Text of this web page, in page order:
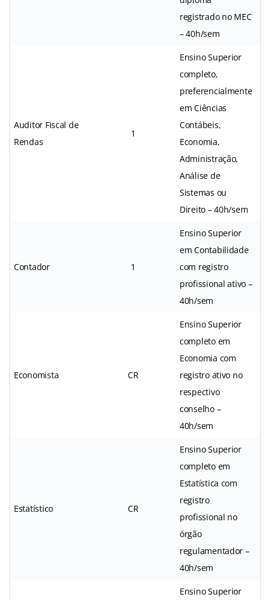
registrado no MEC
– 40h/sem
Auditor Fiscal de
Rendas
1
Ensino Superior
completo,
preferencialmente
em Ciências
Contábeis,
Economia,
Administração,
Análise de
Sistemas ou
Direito – 40h/sem
Contador 1
Ensino Superior
em Contabilidade
com registro
profissional ativo –
40h/sem
Economista CR
Ensino Superior
completo em
Economia com
registro ativo no
respectivo
conselho –
40h/sem
Estatístico CR
Ensino Superior
completo em
Estatística com
registro
profissional no
órgão
regulamentador –
40h/sem
Ensino Superior